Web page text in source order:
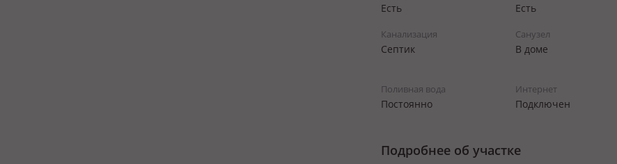
Есть Есть
Канализация
Септик
Санузел
В доме
Поливная вода
Постоянно
Интернет
Подключен
Подробнее об участке